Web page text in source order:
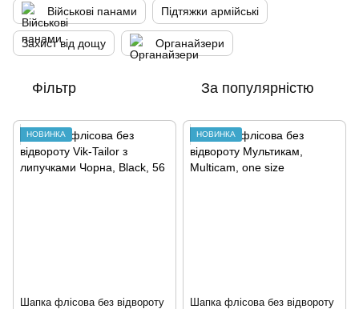
Військові панами Підтяжки армійські
Захист від дощу Органайзери
Фільтр За популярністю
НОВИНКА
Шапка флісова без відвороту
НОВИНКА
Шапка флісова без відвороту